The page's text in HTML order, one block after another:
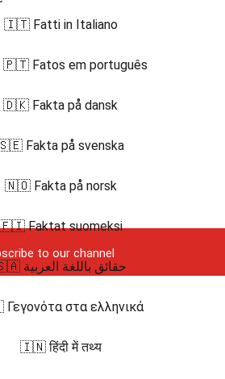
to our channel
🇮🇹 Fatti in Italiano
Fatos em português
🇩🇰 Fakta på dansk
Fakta på svenska
🇳🇴 Fakta på norsk
Faktat suomeksi
🇸🇦 حقائق باللغة العربية
στα ελληνικά
🇮🇳 हिंदी में तथ्य